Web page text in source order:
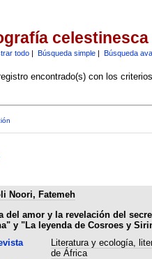
celestinesca
todo| Búsqueda simple| Búsqueda
encontrado(s) con los
Noori, Fatemeh
del amor y la revelación del
y "La leyenda de Cosroes y
Literatura y ecología,
de África